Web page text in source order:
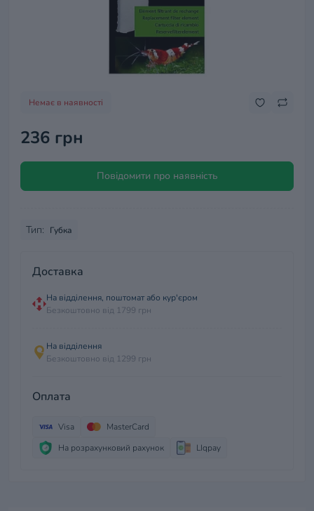
Немає в наявності
236 грн
Повідомити про наявність
Тип: Губка
Доставка
На відділення, поштомат або кур'єром
Безкоштовно від 1799 грн
На відділення
Безкоштовно від 1299 грн
Оплата
Visa
MasterCard
На розрахунковий рахунок
LIqpay